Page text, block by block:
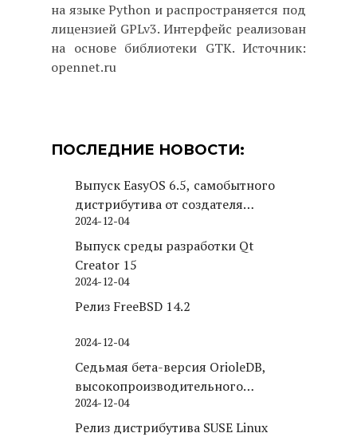
на языке Python и распространяется под
лицензией GPLv3. Интерфейс реализован
на основе библиотеки GTK. Источник:
opennet.ru
ПОСЛЕДНИЕ НОВОСТИ:
Выпуск EasyOS 6.5, самобытного
дистрибутива от создателя
Puppy Linux
2024-12-04
Выпуск среды разработки Qt
Creator 15
2024-12-04
Релиз FreeBSD 14.2
2024-12-04
Седьмая бета-версия OrioleDB,
высокопроизводительного
движка хранения для PostgreSQL
2024-12-04
Релиз дистрибутива SUSE Linux